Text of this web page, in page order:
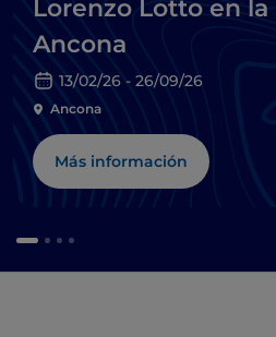
Lorenzo Lotto en
Ancona
13/02/26 - 26/09/26
Ancona
Más información